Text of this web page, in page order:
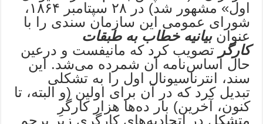
اول» مشهور شد) در ۲۸ سپتامبر ۱۸۶۴،
شورای عمومی این سازمان سندی را با
عنوانبیانیه خطاب به طبقات
کارگر تصویب کرد که مانیفست و درعین
حال اساس‌نامه آن شمرده می‌شد. این
سند، انترناسیونال اول را به تشکلی
تبدیل کرد که در آن برای اولین (و البته، تا
کنون، آخرین) بار ده‌ها هزار کارگرِ
متشکل در اتحادیه‌ها‌ی کارگری زیر پرچم